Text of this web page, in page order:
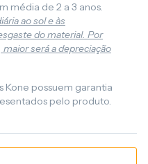
média de 2 a 3 anos.
ao sol e às
do material. Por
será a depreciação
Kone possuem garantia
pelo produto.